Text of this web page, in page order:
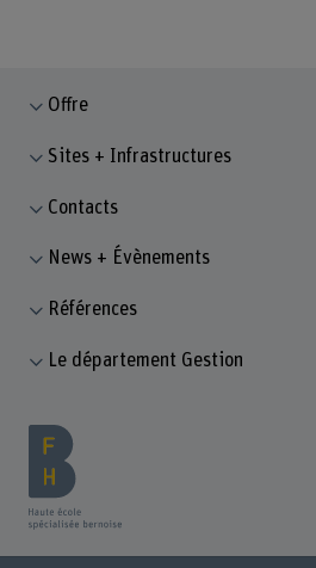
Offre
Sites + Infrastructures
Contacts
News + Évènements
Références
Le département Gestion